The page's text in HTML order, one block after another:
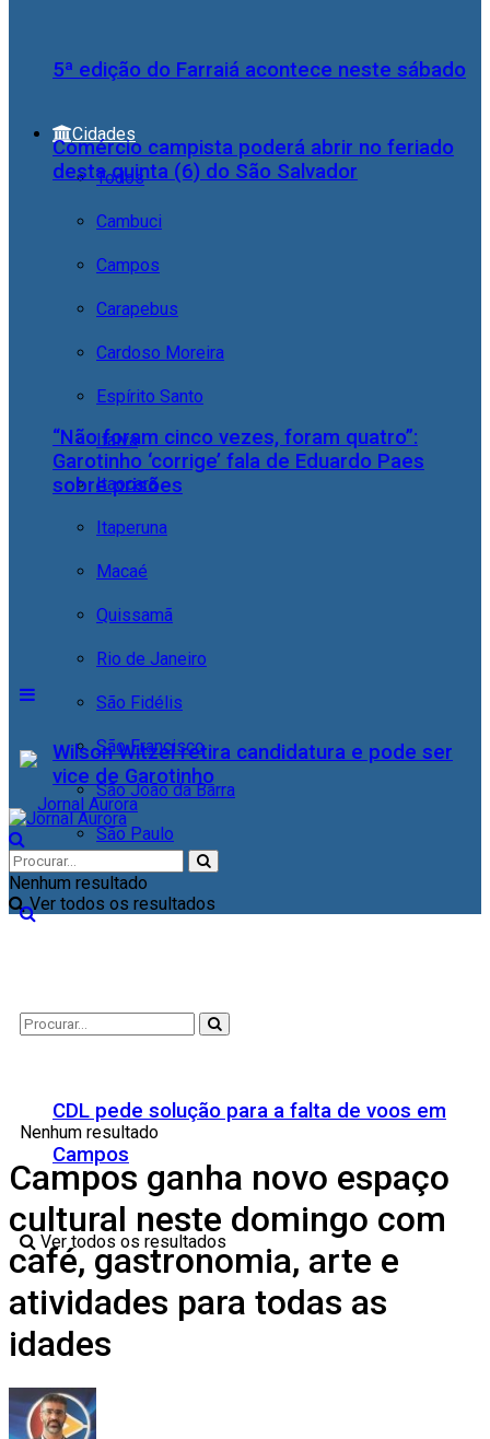
5ª edição do Farraiá acontece neste sábado
Cidades
Todos
Cambuci
Campos
Carapebus
Cardoso Moreira
Espírito Santo
Italva
Itaocara
Itaperuna
Macaé
Quissamã
Rio de Janeiro
São Fidélis
São Francisco
São João da Barra
São Paulo
CDL pede solução para a falta de voos em
Campos
Comércio campista poderá abrir no feriado
desta quinta (6) do São Salvador
“Não foram cinco vezes, foram quatro”:
Garotinho ‘corrige’ fala de Eduardo Paes
sobre prisões
Wilson Witzel retira candidatura e pode ser
vice de Garotinho
Nenhum resultado
Ver todos os resultados
Nenhum resultado
Ver todos os resultados
Campos ganha novo espaço
cultural neste domingo com
café, gastronomia, arte e
atividades para todas as
idades